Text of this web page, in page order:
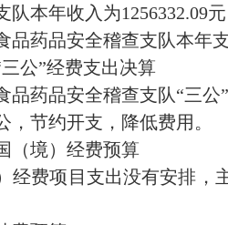
本年收入为1256332.09
品药品安全稽查支队本年
三公”经费支出决算
品药品安全稽查支队“三公
，节约开支，降低费用。
（境）经费预算
经费项目支出没有安排，